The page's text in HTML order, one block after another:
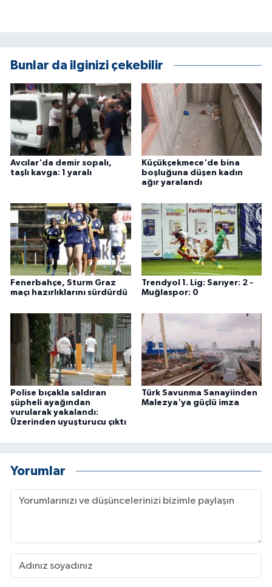
Bunlar da ilginizi çekebilir
Avcılar'da demir sopalı,
taşlı kavga: 1 yaralı
Küçükçekmece'de bina
boşluğuna düşen kadın
ağır yaralandı
Fenerbahçe, Sturm Graz
maçı hazırlıklarını sürdürdü
Trendyol 1. Lig: Sarıyer: 2 -
Muğlaspor: 0
Polise bıçakla saldıran
şüpheli ayağından
vurularak yakalandı:
Üzerinden uyuşturucu çıktı
Türk Savunma Sanayiinden
Malezya'ya güçlü imza
Yorumlar